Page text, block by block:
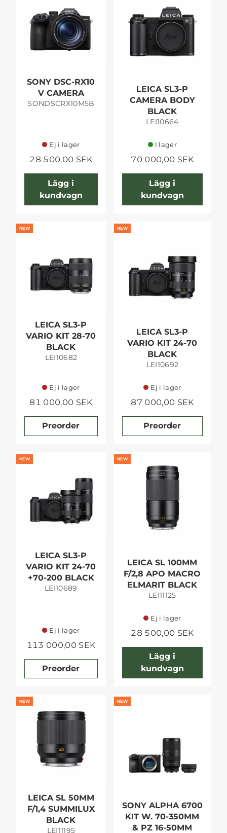
SONY DSC-RX10
V CAMERA
SONDSCRX10M5B
Ej i lager
28 500,00 SEK
Lägg i
kundvagn
LEICA SL3-P
CAMERA BODY
BLACK
LEI10664
I lager
70 000,00 SEK
Lägg i
kundvagn
NEW
LEICA SL3-P
VARIO KIT 28-70
BLACK
LEI10682
Ej i lager
81 000,00 SEK
Preorder
NEW
LEICA SL3-P
VARIO KIT 24-70
BLACK
LEI10692
Ej i lager
87 000,00 SEK
Preorder
NEW
LEICA SL3-P
VARIO KIT 24-70
+70-200 BLACK
LEI10689
Ej i lager
113 000,00 SEK
Preorder
NEW
LEICA SL 100MM
F/2,8 APO MACRO
ELMARIT BLACK
LEI11125
Ej i lager
28 500,00 SEK
Lägg i
kundvagn
NEW
LEICA SL 50MM
F/1,4 SUMMILUX
BLACK
LEI11195
NEW
SONY ALPHA 6700
KIT W. 70-350MM
& PZ 16-50MM